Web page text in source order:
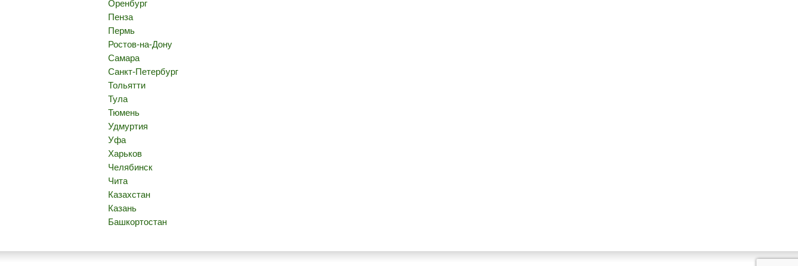
Оренбург
Пенза
Пермь
Ростов-на-Дону
Самара
Санкт-Петербург
Тольятти
Тула
Тюмень
Удмуртия
Уфа
Харьков
Челябинск
Чита
Казахстан
Казань
Башкортостан